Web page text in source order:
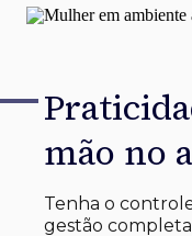
mão no
Tenha o
gestão